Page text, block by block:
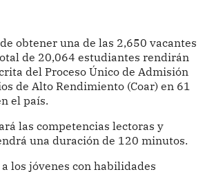
obtener una de las 2,650 vacantes
de 20,064 estudiantes rendirán
del Proceso Único de Admisión
de Alto Rendimiento (Coar) en 61
el país.
las competencias lectoras y
una duración de 120 minutos.
los jóvenes con habilidades